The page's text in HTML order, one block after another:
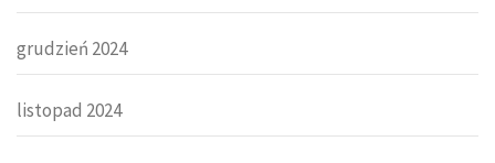
grudzień 2024
listopad 2024